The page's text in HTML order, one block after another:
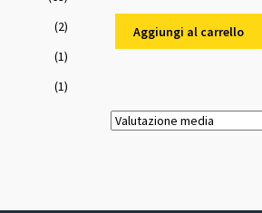
Aggiungi al carrello
(2)
(1)
(1)